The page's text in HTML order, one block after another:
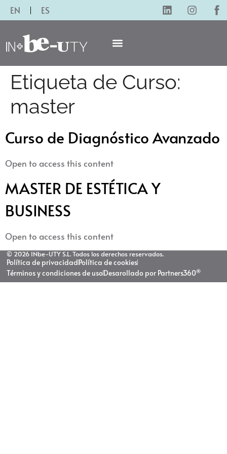
EN ES
Etiqueta de Curso:
master
Curso de Diagnóstico Avanzado
Open to access this content
MASTER DE ESTÉTICA Y
BUSINESS
Open to access this content
© 2026 INbe-UTY S.L. Todos los derechos reservados.
Política de privacidadPolítica de cookies
Términos y condiciones de usoDesarollado por Partners360®